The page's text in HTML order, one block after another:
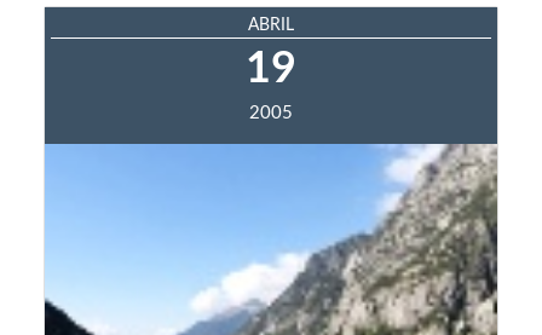
ABRIL
19
2005